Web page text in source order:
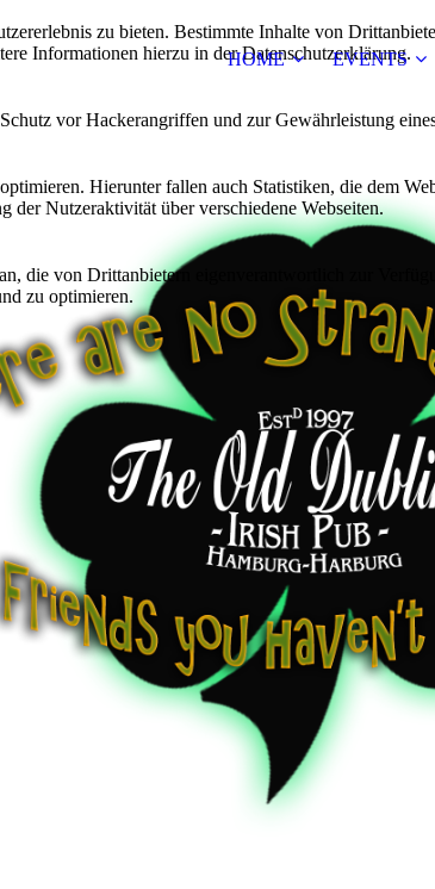
HOME EVENTS
zu bieten. Bestimmte Inhalte von
Informationen hierzu in der Datenschutzerklärung.
vor Hackerangriffen und zur Gewährleistung
Hierunter fallen auch Statistiken, die dem
der Nutzeraktivität über verschiedene Webseiten.
die von Drittanbietern eigenverantwortlich zur
zu optimieren.